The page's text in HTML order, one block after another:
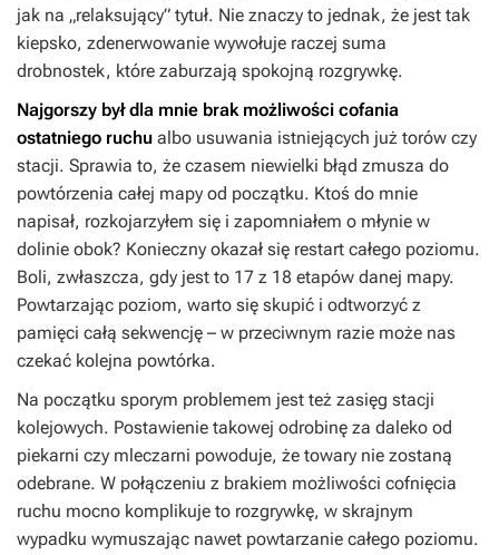
jak na „relaksujący” tytuł. Nie znaczy to jednak, że jest tak
kiepsko, zdenerwowanie wywołuje raczej suma
drobnostek, które zaburzają spokojną rozgrywkę.
Najgorszy był dla mnie brak możliwości cofania
ostatniego ruchu albo usuwania istniejących już torów czy
stacji. Sprawia to, że czasem niewielki błąd zmusza do
powtórzenia całej mapy od początku. Ktoś do mnie
napisał, rozkojarzyłem się i zapomniałem o młynie w
dolinie obok? Konieczny okazał się restart całego poziomu.
Boli, zwłaszcza, gdy jest to 17 z 18 etapów danej mapy.
Powtarzając poziom, warto się skupić i odtworzyć z
pamięci całą sekwencję – w przeciwnym razie może nas
czekać kolejna powtórka.
Na początku sporym problemem jest też zasięg stacji
kolejowych. Postawienie takowej odrobinę za daleko od
piekarni czy mleczarni powoduje, że towary nie zostaną
odebrane. W połączeniu z brakiem możliwości cofnięcia
ruchu mocno komplikuje to rozgrywkę, w skrajnym
wypadku wymuszając nawet powtarzanie całego poziomu.